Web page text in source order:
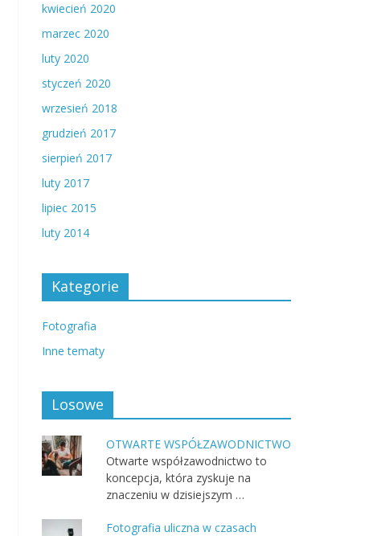
kwiecień 2020
marzec 2020
luty 2020
styczeń 2020
wrzesień 2018
grudzień 2017
sierpień 2017
luty 2017
lipiec 2015
luty 2014
Kategorie
Fotografia
Inne tematy
Losowe
OTWARTE WSPÓŁZAWODNICTWO
Otwarte współzawodnictwo to
koncepcja, która zyskuje na
znaczeniu w dzisiejszym …
Fotografia uliczna w czasach